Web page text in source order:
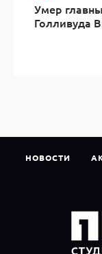
Умер
Голливуда
НОВОСТИ